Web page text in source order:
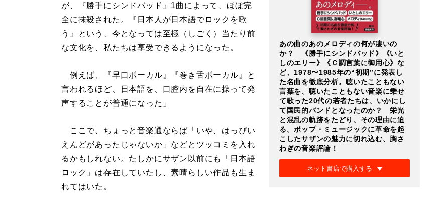
あの曲のあのメロディの何が凄いの
か？ 《勝手にシンドバッド》《いと
しのエリー》《Ｃ調言葉に御用心》な
ど、1978〜1985年の“初期”に発表し
た名曲を徹底分析。聴いたこともない
言葉を、聴いたこともない音楽に乗せ
て歌った20代の若者たちは、いかにし
て国民的バンドとなったのか？ 栄光
と混乱の軌跡をたどり、その理由に迫
る。ポップ・ミュージックに革命を起
こしたサザンの魅力に切れ込む、胸さ
わぎの音楽評論！
ネット書店で購入する
が、『勝手にシンドバッド』1曲によって、ほぼ完
全に抹殺された。『日本人が日本語でロックを歌
う』という、今となっては至極（しごく）当たり前
な文化を、私たちは享受できるようになった。
例えば、『早口ボーカル』『巻き舌ボーカル』と
言われるほど、日本語を、口腔内を自在に操って発
声することが普通になった」
ここで、ちょっと音楽通ならば「いや、はっぴい
えんどがあったじゃないか」などとツッコミを入れ
るかもしれない。たしかにサザン以前にも「日本語
ロック」は存在していたし、素晴らしい作品も生ま
れてはいた。